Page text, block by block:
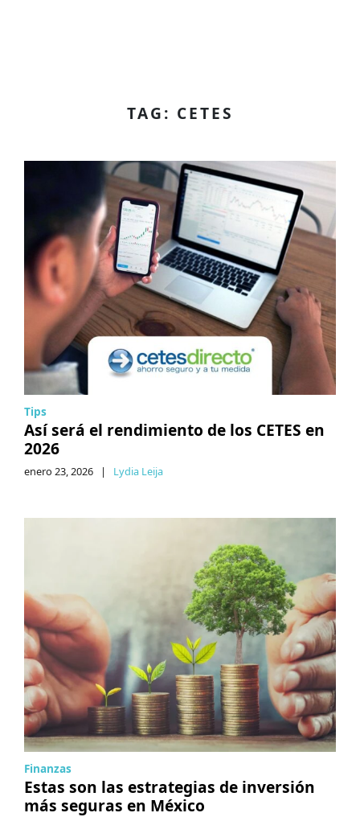
TAG: CETES
Tips
Así será el rendimiento de los CETES en
2026
enero 23, 2026 | Lydia Leija
Finanzas
Estas son las estrategias de inversión
más seguras en México